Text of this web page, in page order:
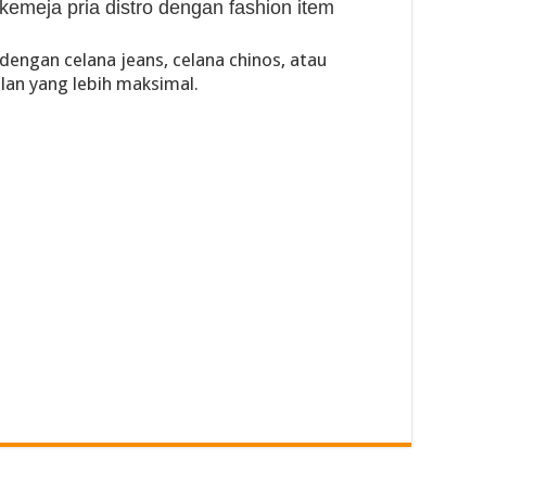
pria distro dengan fashion item
celana jeans, celana chinos, atau
yang lebih maksimal.